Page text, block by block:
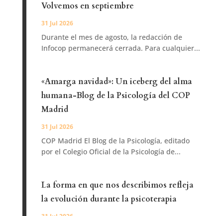
Volvemos en septiembre
31 Jul 2026
Durante el mes de agosto, la redacción de
Infocop permanecerá cerrada. Para cualquier...
«Amarga navidad»: Un iceberg del alma
humana-Blog de la Psicología del COP
Madrid
31 Jul 2026
COP Madrid El Blog de la Psicología, editado
por el Colegio Oficial de la Psicología de...
La forma en que nos describimos refleja
la evolución durante la psicoterapia